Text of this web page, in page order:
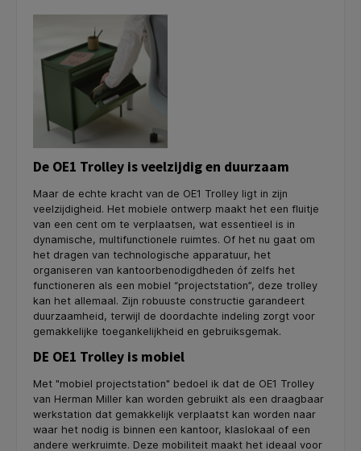
De OE1 Trolley is veelzijdig en duurzaam
Maar de echte kracht van de OE1 Trolley ligt in zijn
veelzijdigheid. Het mobiele ontwerp maakt het een fluitje
van een cent om te verplaatsen, wat essentieel is in
dynamische, multifunctionele ruimtes. Of het nu gaat om
het dragen van technologische apparatuur, het
organiseren van kantoorbenodigdheden óf zelfs het
functioneren als een mobiel “projectstation”, deze trolley
kan het allemaal. Zijn robuuste constructie garandeert
duurzaamheid, terwijl de doordachte indeling zorgt voor
gemakkelijke toegankelijkheid en gebruiksgemak.
DE OE1 Trolley is mobiel
Met "mobiel projectstation" bedoel ik dat de OE1 Trolley
van Herman Miller kan worden gebruikt als een draagbaar
werkstation dat gemakkelijk verplaatst kan worden naar
waar het nodig is binnen een kantoor, klaslokaal of een
andere werkruimte. Deze mobiliteit maakt het ideaal voor